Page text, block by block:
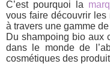
C’est pourquoi la
vous faire découvrir
à travers une gamme
Du shampoing bio aux
dans le monde de
cosmétiques des